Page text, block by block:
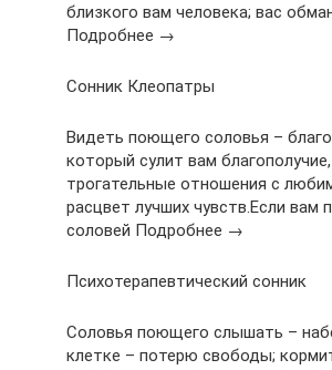
близкого вам человека; вас
Подробнее →
Сонник Клеопатры
Видеть поющего соловья –
который сулит вам
трогательные отношения с
расцвет лучших чувств.Если вам
соловей Подробнее →
Психотерапевтический сонник
Соловья поющего слышать –
клетке – потерю свободы;